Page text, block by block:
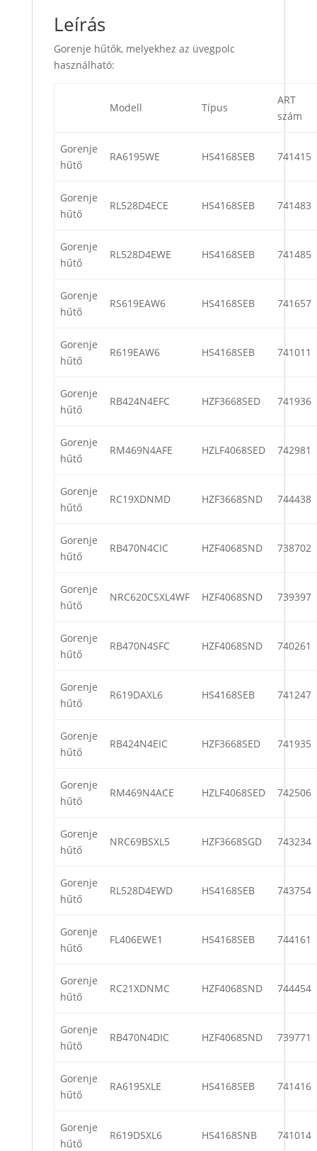
Leírás
Gorenje hűtők, melyekhez az üvegpolc
használható:
Modell Típus
ART
szám
Gorenje
hűtő
RA6195WE HS4168SEB 741415
Gorenje
hűtő
RL528D4ECE HS4168SEB 741483
Gorenje
hűtő
RL528D4EWE HS4168SEB 741485
Gorenje
hűtő
RS619EAW6 HS4168SEB 741657
Gorenje
hűtő
R619EAW6 HS4168SEB 741011
Gorenje
hűtő
RB424N4EFC HZF3668SED 741936
Gorenje
hűtő
RM469N4AFE HZLF4068SED 742981
Gorenje
hűtő
RC19XDNMD HZF3668SND 744438
Gorenje
hűtő
RB470N4CIC HZF4068SND 738702
Gorenje
hűtő
NRC620CSXL4WF HZF4068SND 739397
Gorenje
hűtő
RB470N4SFC HZF4068SND 740261
Gorenje
hűtő
R619DAXL6 HS4168SEB 741247
Gorenje
hűtő
RB424N4EIC HZF3668SED 741935
Gorenje
hűtő
RM469N4ACE HZLF4068SED 742506
Gorenje
hűtő
NRC69BSXL5 HZF3668SGD 743234
Gorenje
hűtő
RL528D4EWD HS4168SEB 743754
Gorenje
hűtő
FL406EWE1 HS4168SEB 744161
Gorenje
hűtő
RC21XDNMC HZF4068SND 744454
Gorenje
hűtő
RB470N4DIC HZF4068SND 739771
Gorenje
hűtő
RA6195XLE HS4168SEB 741416
Gorenje
hűtő
R619DSXL6 HS4168SNB 741014